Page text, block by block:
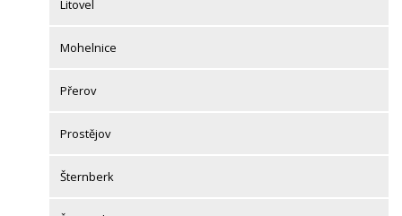
Litovel
Mohelnice
Přerov
Prostějov
Šternberk